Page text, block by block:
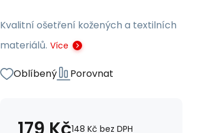
Kvalitní ošetření kožených a textilních
materiálů. Více
Oblíbený Porovnat
148 Kč bez DPH